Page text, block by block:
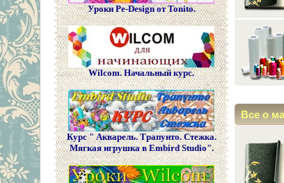
Уроки Pe-Design от Tonito.
Wilcom. Начальный курс.
Курс " Акварель. Трапунто. Стежка.
Мягкая игрушка в Embird Studio".
Все о